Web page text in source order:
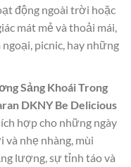
động ngoài trời hoặc
mát mẻ và thoải mái,
picnic, hay những
Sảng Khoái Trong
DKNY Be Delicious
hợp cho những ngày
nhẹ nhàng, mùi
lượng, sự tỉnh táo và